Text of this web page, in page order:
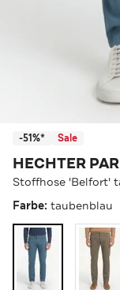
-51%* Sale
HECHTER
Stoffhose 'Belfort'
Farbe: taubenblau